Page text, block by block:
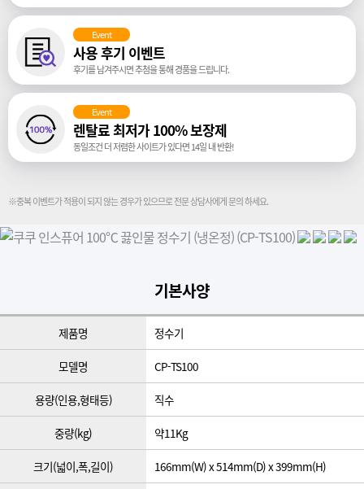
Event
사용 후기 이벤트
후기를 남겨주시면 추첨을 통해 경품을 드립니다.
Event
렌탈료 최저가 100% 보장제
동일조건 더 저렴한 사이트가 있다면 14일 내 반환!
※중복 이벤트가 적용이 되지 않는 경우가 있으므로 전문 상담사에게 문의 하세요.
기본사양
제품명 정수기
모델명 CP-TS100
용량(인용,형태등) 직수
중량(kg) 약11Kg
크기(넓이,폭,길이) 166mm(W) x 514mm(D) x 399mm(H)